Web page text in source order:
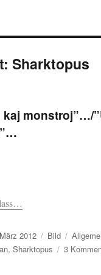
Sharktopus
kaj monstroj”…/
2012 Format
Bild
,Sharktopus 3